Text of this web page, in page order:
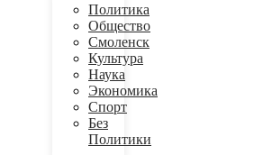
Политика
Общество
Смоленск
Культура
Наука
Экономика
Спорт
Без
Политики